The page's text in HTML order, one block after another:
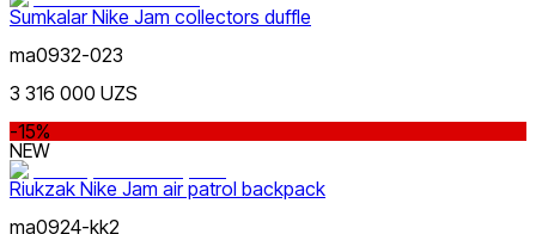
Sumkalar Nike Jam collectors duffle
ma0932-023
3 316 000 UZS
-15%
NEW
Riukzak Nike Jam air patrol backpack
ma0924-kk2